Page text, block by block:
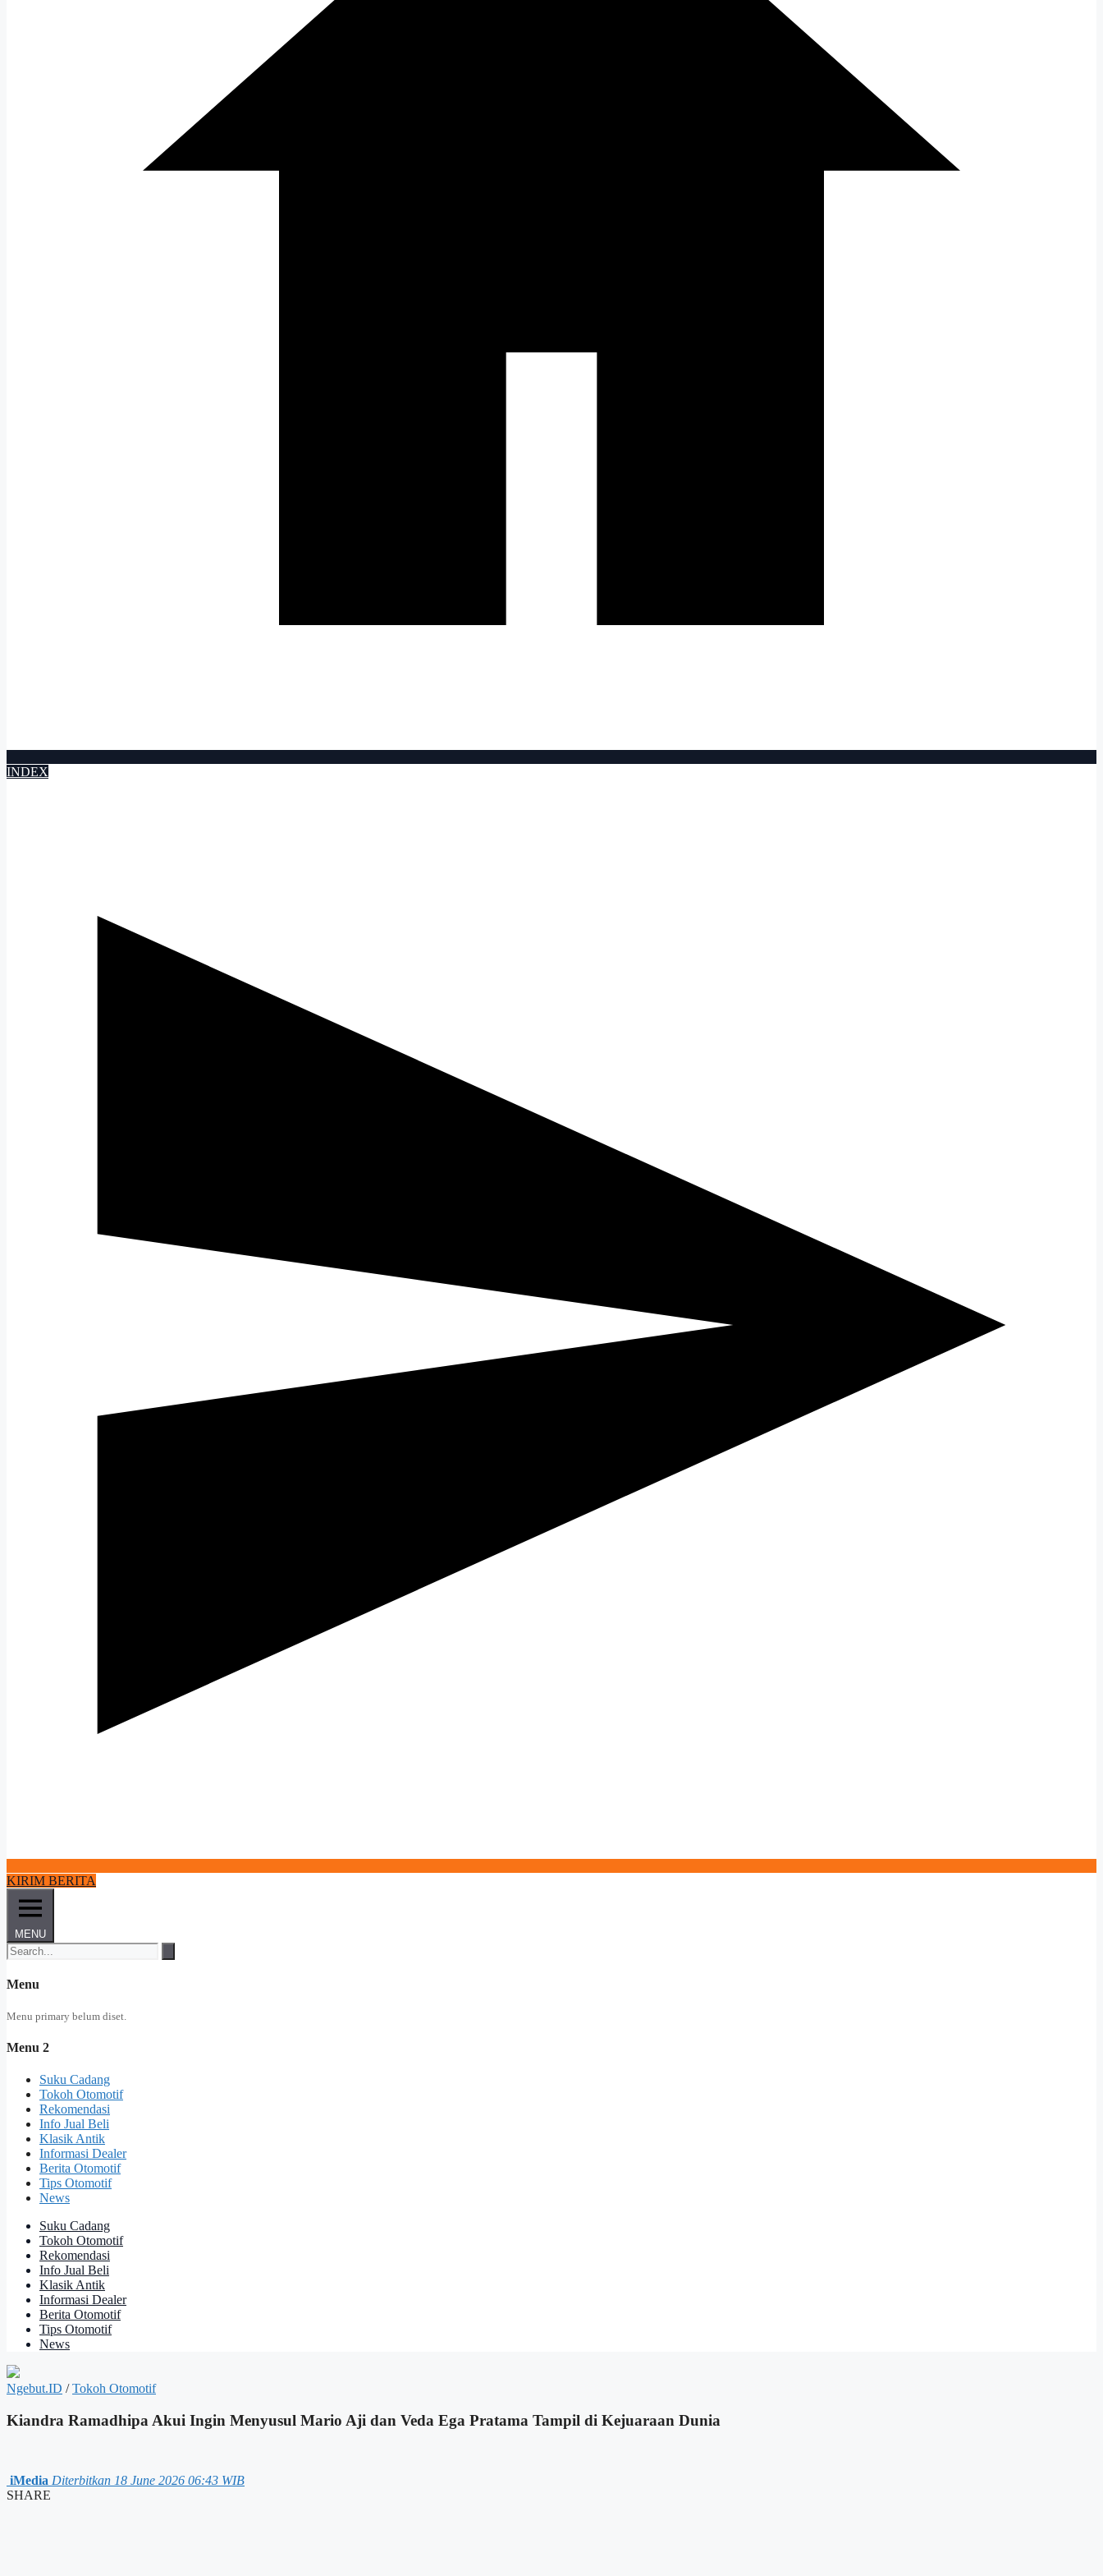
INDEX
KIRIM BERITA
MENU
Menu
Menu primary belum diset.
Menu 2
Suku Cadang
Tokoh Otomotif
Rekomendasi
Info Jual Beli
Klasik Antik
Informasi Dealer
Berita Otomotif
Tips Otomotif
News
Suku Cadang
Tokoh Otomotif
Rekomendasi
Info Jual Beli
Klasik Antik
Informasi Dealer
Berita Otomotif
Tips Otomotif
News
Ngebut.ID / Tokoh Otomotif
Kiandra Ramadhipa Akui Ingin Menyusul Mario Aji dan Veda Ega Pratama Tampil di Kejuaraan Dunia
iMedia Diterbitkan 18 June 2026 06:43 WIB
SHARE